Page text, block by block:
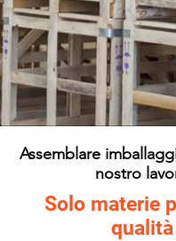
Assemblare
nostro
Solo materie
qualità